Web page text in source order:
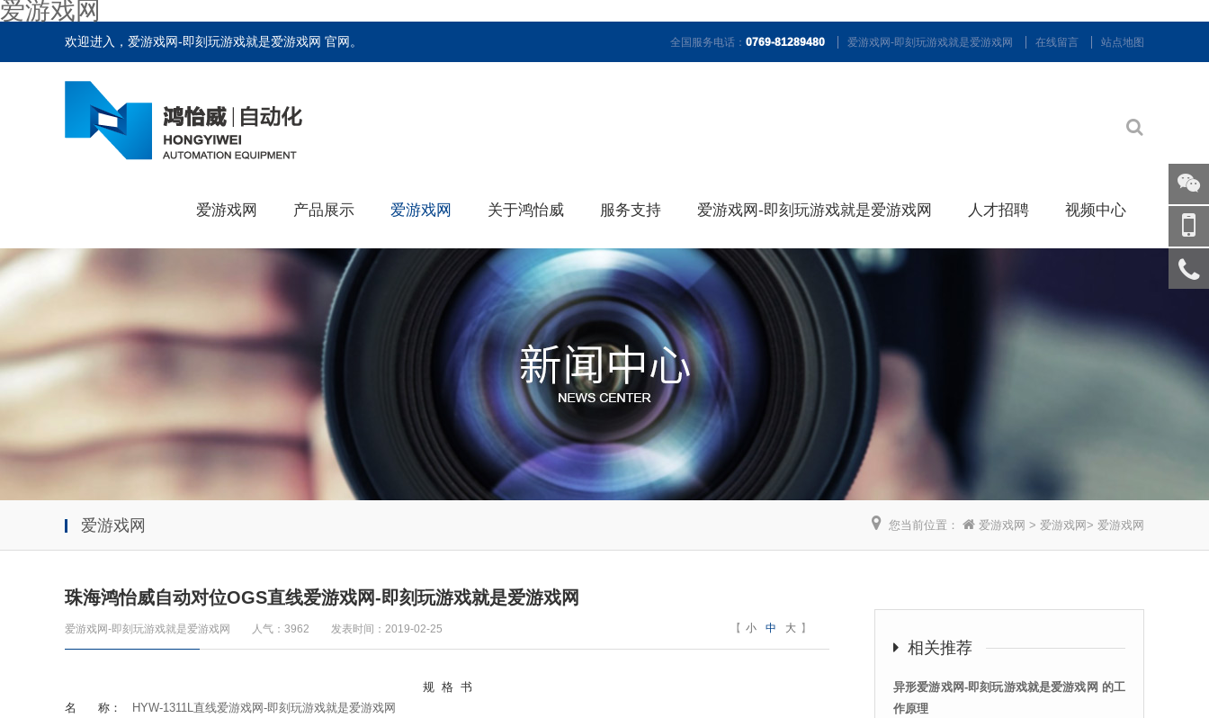
爱游戏网
欢迎进入，爱游戏网-即刻玩游戏就是爱游戏网 官网。 全国服务电话： 0769-81289480 爱游戏网-即刻玩游戏就是爱游戏网 在线留言 站点地图
爱游戏网 产品展示 爱游戏网 关于鸿怡威 服务支持 爱游戏网-即刻玩游戏就是爱游戏网 人才招聘 视频中心
爱游戏网 您当前位置： 爱游戏网 > 爱游戏网> 爱游戏网
珠海鸿怡威自动对位OGS直线爱游戏网-即刻玩游戏就是爱游戏网
爱游戏网-即刻玩游戏就是爱游戏网 人气：3962 发表时间：2019-02-25 【 小 中 大 】
规 格 书
名
称： HYW-1311L直线爱游戏网-即刻玩游戏就是爱游戏网
相关推荐
异形爱游戏网-即刻玩游戏就是爱游戏网 的工
作原理
关注
微信
手机
访问
顶部